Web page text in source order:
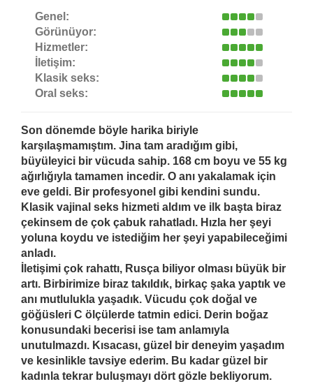
Genel:
Görünüyor:
Hizmetler:
İletişim:
Klasik seks:
Oral seks:
Son dönemde böyle harika biriyle
karşılaşmamıştım. Jina tam aradığım gibi,
büyüleyici bir vücuda sahip. 168 cm boyu ve 55 kg
ağırlığıyla tamamen incedir. O anı yakalamak için
eve geldi. Bir profesyonel gibi kendini sundu.
Klasik vajinal seks hizmeti aldım ve ilk başta biraz
çekinsem de çok çabuk rahatladı. Hızla her şeyi
yoluna koydu ve istediğim her şeyi yapabileceğimi
anladı.
İletişimi çok rahattı, Rusça biliyor olması büyük bir
artı. Birbirimize biraz takıldık, birkaç şaka yaptık ve
anı mutlulukla yaşadık. Vücudu çok doğal ve
göğüsleri C ölçülerde tatmin edici. Derin boğaz
konusundaki becerisi ise tam anlamıyla
unutulmazdı. Kısacası, güzel bir deneyim yaşadım
ve kesinlikle tavsiye ederim. Bu kadar güzel bir
kadınla tekrar buluşmayı dört gözle bekliyorum.